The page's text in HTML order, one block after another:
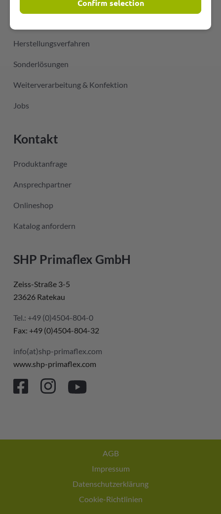
Angebot und Leistung
Herstellungsverfahren
Sonderlösungen
Weiterverarbeitung & Konfektion
Jobs
Kontakt
Produktanfrage
Ansprechpartner
Onlineshop
Katalog anfordern
SHP Primaflex GmbH
Zeiss-Straße 3-5
23626 Ratekau
Tel.: +49 (0)4504-804-0
Fax: +49 (0)4504-804-32
info(at)shp-primaflex.com
www.shp-primaflex.com
AGB
Impressum
Datenschutzerklärung
Cookie-Richtlinien
Confirm selection